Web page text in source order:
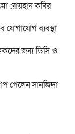
:রায়হান কবির
যোগাযোগ ব্যবস্থা
জন্য ডিসি ও
পেলেন সানজিদা